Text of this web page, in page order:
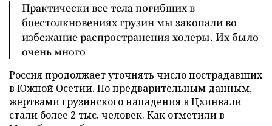
Практически все тела погибших в
боестолкновениях грузин мы закопали во
избежание распространения холеры. Их было
очень много
Россия продолжает уточнять число пострадавших
в Южной Осетии. По предварительным данным,
жертвами грузинского нападения в Цхинвали
стали более 2 тыс. человек. Как отметили в